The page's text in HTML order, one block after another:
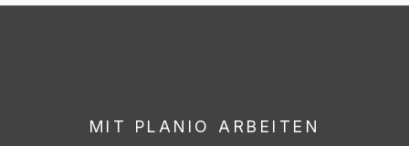
MIT PLANIO ARBEITEN